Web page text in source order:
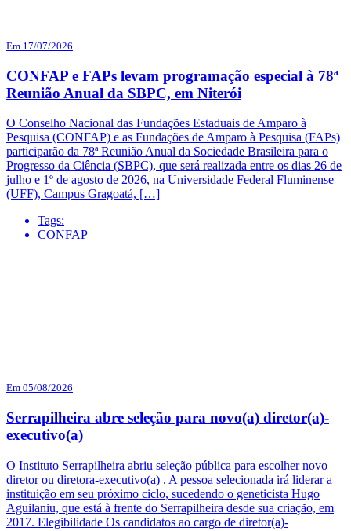
Em 17/07/2026
CONFAP e FAPs levam programação especial à 78ª
Reunião Anual da SBPC, em Niterói
O Conselho Nacional das Fundações Estaduais de Amparo à
Pesquisa (CONFAP) e as Fundações de Amparo à Pesquisa (FAPs)
participarão da 78ª Reunião Anual da Sociedade Brasileira para o
Progresso da Ciência (SBPC), que será realizada entre os dias 26 de
julho e 1º de agosto de 2026, na Universidade Federal Fluminense
(UFF), Campus Gragoatá, […]
Tags:
CONFAP
Em 05/08/2026
Serrapilheira abre seleção para novo(a) diretor(a)-
executivo(a)
O Instituto Serrapilheira abriu seleção pública para escolher novo
diretor ou diretora-executivo(a) . A pessoa selecionada irá liderar a
instituição em seu próximo ciclo, sucedendo o geneticista Hugo
Aguilaniu, que está à frente do Serrapilheira desde sua criação, em
2017. Elegibilidade Os candidatos ao cargo de diretor(a)-